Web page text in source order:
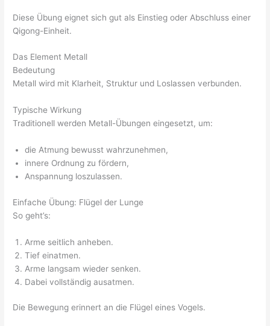
Diese Übung eignet sich gut als Einstieg oder Abschluss einer
Qigong-Einheit.
Das Element Metall
Bedeutung
Metall wird mit Klarheit, Struktur und Loslassen verbunden.
Typische Wirkung
Traditionell werden Metall-Übungen eingesetzt, um:
die Atmung bewusst wahrzunehmen,
innere Ordnung zu fördern,
Anspannung loszulassen.
Einfache Übung: Flügel der Lunge
So geht’s:
Arme seitlich anheben.
Tief einatmen.
Arme langsam wieder senken.
Dabei vollständig ausatmen.
Die Bewegung erinnert an die Flügel eines Vogels.